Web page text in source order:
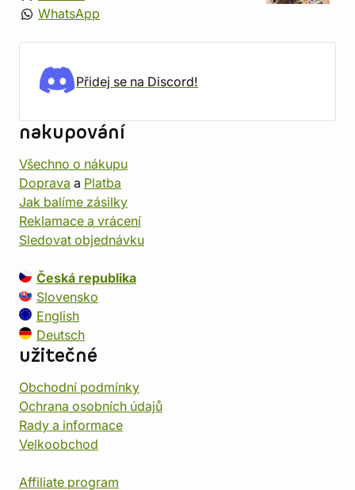
WhatsApp
Přidej se na Discord!
nakupování
Všechno o nákupu
Doprava a Platba
Jak balíme zásilky
Reklamace a vrácení
Sledovat objednávku
Česká republika
Slovensko
English
Deutsch
užitečné
Obchodní podmínky
Ochrana osobních údajů
Rady a informace
Velkoobchod
Affiliate program